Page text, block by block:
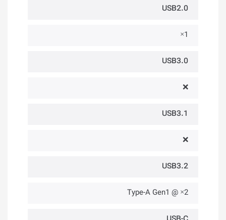
USB2.0
1×
USB3.0
❌
USB3.1
❌
USB3.2
2× @ Type-A Gen1